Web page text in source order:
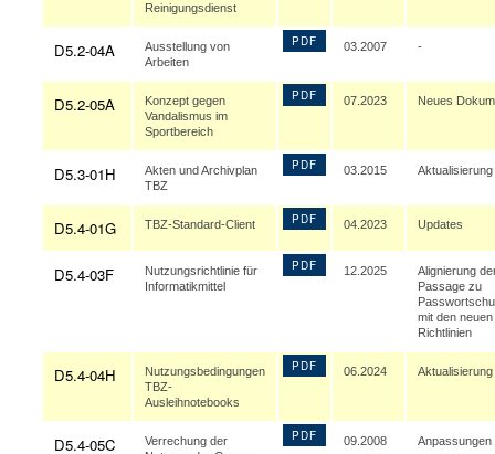
Reinigungsdienst
D5.2-04A
Ausstellung von
Arbeiten
PDF 03.2007 -
D5.2-05A
Konzept gegen
Vandalismus im
Sportbereich
PDF 07.2023 Neues
D5.3-01H
Akten und Archivplan
TBZ
PDF 03.2015 Aktualisierung
D5.4-01G TBZ-Standard-Client PDF 04.2023 Updates
D5.4-03F
Nutzungsrichtlinie für
Informatikmittel
PDF 12.2025
Alignierung
Passage zu
mit den neuen
Richtlinien
D5.4-04H
Nutzungsbedingungen
TBZ-
Ausleihnotebooks
PDF 06.2024 Aktualisierung
D5.4-05C
Verrechung der
PDF 09.2008 Anpassungen